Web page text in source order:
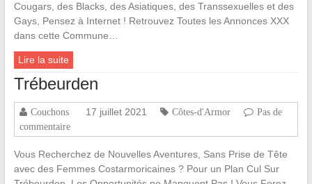
Cougars, des Blacks, des Asiatiques, des Transsexuelles et des
Gays, Pensez à Internet ! Retrouvez Toutes les Annonces XXX
dans cette Commune…
Lire la suite
Trébeurden
Couchons 17 juillet 2021 Côtes-d'Armor
Pas de
commentaire
Vous Recherchez de Nouvelles Aventures, Sans Prise de Tête
avec des Femmes Costarmoricaines ? Pour un Plan Cul Sur